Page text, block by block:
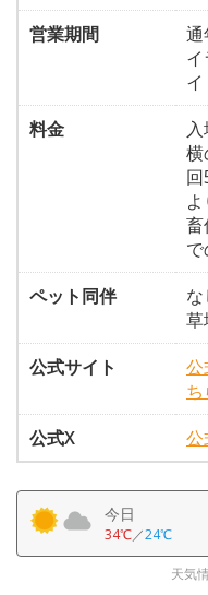
営業期間
通
料金
横
畜
ペット同伴
草
公式サイト
公
ち
公式X
公
今日
34℃／24℃
天気